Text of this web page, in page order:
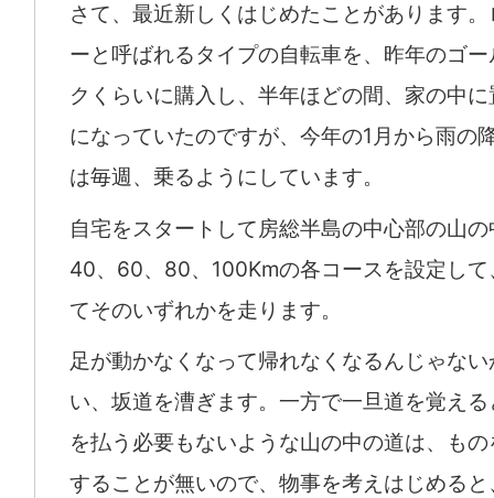
さて、最近新しくはじめたことがあります
ーと呼ばれるタイプの自転車を、昨年のゴ
クくらいに購入し、半年ほどの間、家の中
になっていたのですが、今年の1月から雨の
は毎週、乗るようにしています。
自宅をスタートして房総半島の中心部の山
40、60、80、100Kmの各コースを設定して
てそのいずれかを走ります。
足が動かなくなって帰れなくなるんじゃな
い、坂道を漕ぎます。一方で一旦道を覚え
を払う必要もないような山の中の道は、も
することが無いので、物事を考えはじめる